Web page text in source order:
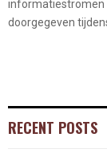
informatiestromen
doorgegeven
RECENT POSTS